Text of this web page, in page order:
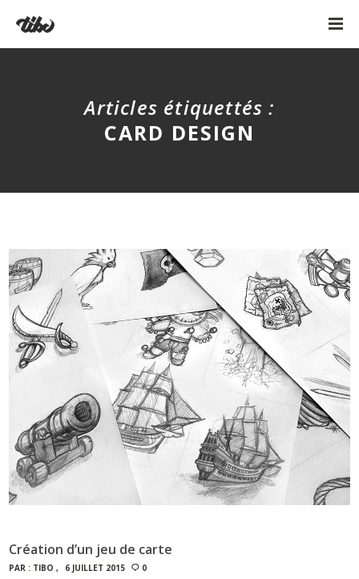
Articles étiquettés :
CARD DESIGN
Création d’un jeu de carte
PAR : TIBO 6 JUILLET 2015 0